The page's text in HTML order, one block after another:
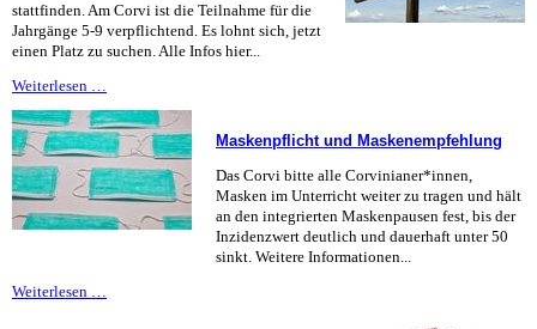
stattfinden. Am Corvi ist die Teilnahme für die
Jahrgänge 5-9 verpflichtend. Es lohnt sich, jetzt
einen Platz zu suchen. Alle Infos hier...
Weiterlesen …
-
Jetzt
einen
Platz
suchen
Maskenpflicht und Maskenempfehlung
Das Corvi bitte alle Corvinianer*innen,
Masken im Unterricht weiter zu tragen und hält
an den integrierten Maskenpausen fest, bis der
Inzidenzwert deutlich und dauerhaft unter 50
sinkt. Weitere Informationen...
Weiterlesen …